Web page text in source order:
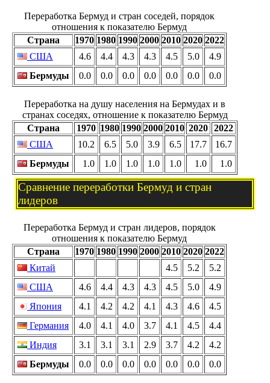
Переработка Бермуд и стран соседей, порядок
отношения к показателю Бермуд
Страна
1970 1980 1990 2000 2010 2020 2022
США
4.6 4.4 4.3 4.3 4.5 5.0
4.9
Бермуды
0.0 0.0 0.0 0.0 0.0 0.0 0.0
Переработка на душу населения на Бермудах и в
странах соседях, отношение к показателю Бермуд
Страна
1970 1980 1990 2000 2010 2020 2022
США
10.2 6.5 5.0 3.9 6.5 17.7
16.7
Бермуды
1.0 1.0 1.0 1.0 1.0 1.0 1.0
Сравнение переработки Бермуд и стран
лидеров
Переработка Бермуд и стран лидеров, порядок
отношения к показателю Бермуд
Страна
1970 1980 1990 2000 2010 2020 2022
Китай
4.5 5.2
5.2
США
4.6 4.4 4.3 4.3 4.5 5.0
4.9
Япония
4.1 4.2 4.2 4.1 4.3 4.6
4.5
Германия
4.0 4.1 4.0 3.7 4.1 4.5
4.4
Индия
3.1 3.1 3.1 2.9 3.7 4.2
4.2
Бермуды
0.0 0.0 0.0 0.0 0.0 0.0 0.0